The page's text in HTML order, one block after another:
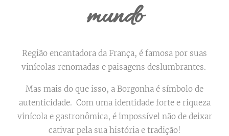
mundo
Região encantadora da França, é famosa por suas
vinícolas renomadas e paisagens deslumbrantes.
Mas mais do que isso, a Borgonha é símbolo de
autenticidade. Com uma identidade forte e riqueza
vinícola e gastronômica, é impossível não de deixar
cativar pela sua história e tradição!